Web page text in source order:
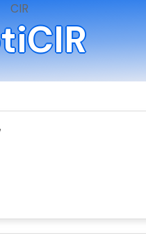
CIR